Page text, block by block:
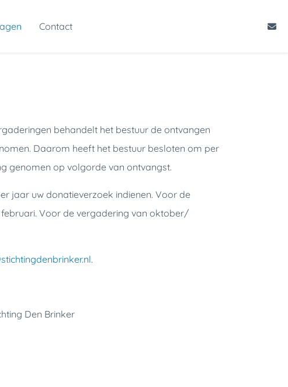
Contact
behandelt het bestuur de ontvangen
Daarom heeft het bestuur besloten om per
genomen op volgorde van ontvangst.
jaar uw donatieverzoek indienen. Voor de
Voor de vergadering van oktober/
.
Den Brinker